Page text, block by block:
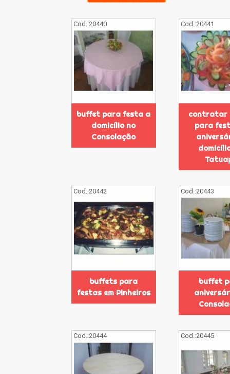
Cod.:20440
buffet para festa a
domicílio no
Consolação
Cod.:20441
contratar
para
Cod.:20442
buffets para
festas em Pinheiros
Cod.:20443
buffet
Cod.:20444 Cod.:20445